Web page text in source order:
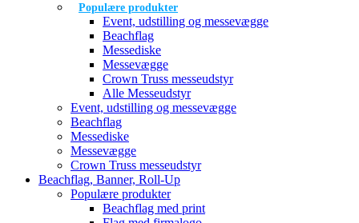
Populære produkter
Event, udstilling og messevægge
Beachflag
Messediske
Messevægge
Crown Truss messeudstyr
Alle Messeudstyr
Event, udstilling og messevægge
Beachflag
Messediske
Messevægge
Crown Truss messeudstyr
Beachflag, Banner, Roll-Up
Populære produkter
Beachflag med print